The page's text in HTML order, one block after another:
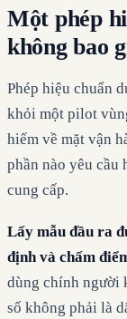
Một phép
không bao
Phép hiệu chuẩn
khỏi một pilot
hiếm về mặt vận
phần nào yêu cầu
cung cấp.
Lấy mẫu đầu ra
định và chấm
dùng chính người
số không phải là